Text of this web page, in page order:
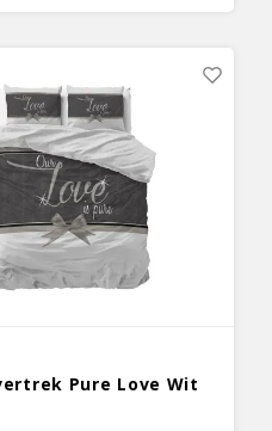
met wafel structuur aan de
Pure Love Wit